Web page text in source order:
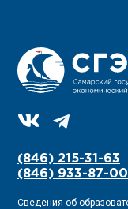
(846) 215-31-63
(846) 933-87-00
Сведения об